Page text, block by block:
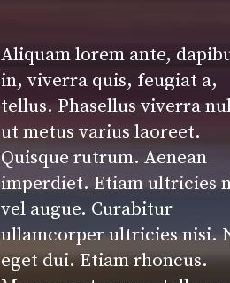
Aliquam lorem ante,
in, viverra quis, feugiat a,
tellus. Phasellus viverra
ut metus varius laoreet.
Quisque rutrum. Aenean
imperdiet. Etiam ultricies
vel augue. Curabitur
ullamcorper ultricies nisi.
eget dui. Etiam rhoncus.